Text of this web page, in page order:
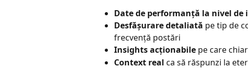
Date de performanță la nivel de
Desfășurare detaliată pe tip de
frecvență postări
Insights acționabile pe care
Context real ca să răspunzi la